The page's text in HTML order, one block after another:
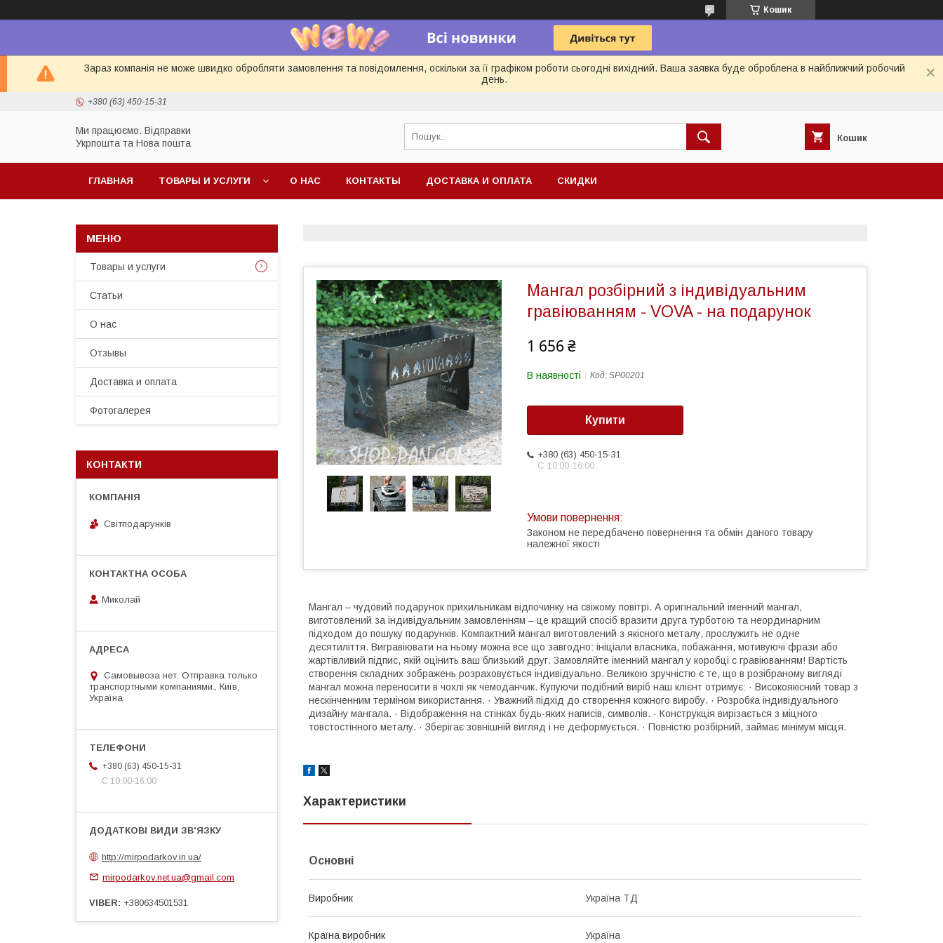
Кошик
Зараз компанія не може швидко обробляти замовлення та повідомлення, оскільки за її графіком роботи сьогодні вихідний. Ваша заявка буде оброблена в найближчий робочий
день.
+380 (63) 450-15-31
Ми працюємо. Відправки
Укрпошта та Нова пошта
Кошик
ГЛАВНАЯ ТОВАРЫ И УСЛУГИ О НАС КОНТАКТЫ ДОСТАВКА И ОПЛАТА СКИДКИ
Мангал розбірний з індивідуальним
гравіюванням - VOVA - на подарунок
1 656 ₴
В наявності Код: SP00201
Купити
+380 (63) 450-15-31
С 10:00-16:00
Законом не передбачено повернення та обмін даного товару
належної якості
Мангал – чудовий подарунок прихильникам відпочинку на свіжому повітрі. А оригінальний іменний мангал,
виготовлений за індивідуальним замовленням – це кращий спосіб вразити друга турботою та неординарним
підходом до пошуку подарунків. Компактний мангал виготовлений з якісного металу, прослужить не одне
десятиліття. Вигравіювати на ньому можна все що завгодно: ініціали власника, побажання, мотивуючі фрази або
жартівливий підпис, якій оцінить ваш близький друг. Замовляйте іменний мангал у коробці с гравіюванням! Вартість
створення складних зображень розраховується індивідуально. Великою зручністю є те, що в розібраному вигляді
мангал можна переносити в чохлі як чемоданчик. Купуючи подібний виріб наш клієнт отримує: · Високоякісний товар з
нескінченним терміном використання. · Уважний підхід до створення кожного виробу. · Розробка індивідуального
дизайну мангала. · Відображення на стінках будь-яких написів, символів. · Конструкція вирізається з міцного
товстостінного металу. · Зберігає зовнішній вигляд і не деформується. · Повністю розбірний, займає мінімум місця.
Характеристики
Основні
Виробник Україна ТД
Країна виробник Україна
Товары и услуги
Статьи
О нас
Отзывы
Доставка и оплата
Фотогалерея
КОНТАКТИ
Світподарунків
Миколай
Самовывоза нет. Отправка только
транспортными компаниями., Київ,
Україна
+380 (63) 450-15-31
С 10:00-16:00
http://mirpodarkov.in.ua/
mirpodarkov.net.ua@gmail.com
VIBER +380634501531